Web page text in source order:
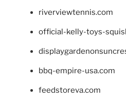
riverviewtennis.com
official-kelly-toys-
bbq-empire-usa.com
feedstoreva.com